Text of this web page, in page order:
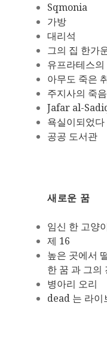
Sqmonia
가방
대리석
그의 집 한가
유프라테스의
아무도 죽은
주지사의 죽음
Jafar al-
욕실이되었다
공공 도서관
새로운 꿈
임신 한 고양
제 16
높은 곳에서
한 꿈 과 그의
병아리 오리
dead 는 라이